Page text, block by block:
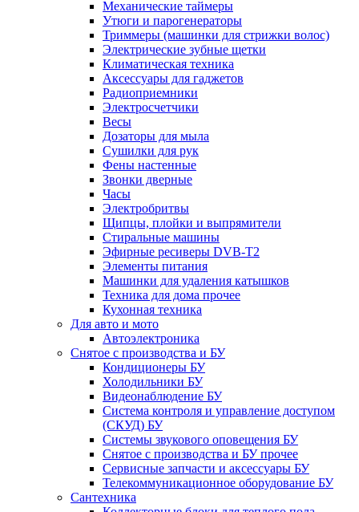
Механические таймеры
Утюги и парогенераторы
Триммеры (машинки для стрижки волос)
Электрические зубные щетки
Климатическая техника
Аксессуары для гаджетов
Радиоприемники
Электросчетчики
Весы
Дозаторы для мыла
Сушилки для рук
Фены настенные
Звонки дверные
Часы
Электробритвы
Щипцы, плойки и выпрямители
Стиральные машины
Эфирные ресиверы DVB-T2
Элементы питания
Машинки для удаления катышков
Техника для дома прочее
Кухонная техника
Для авто и мото
Автоэлектроника
Снятое с производства и БУ
Кондиционеры БУ
Холодильники БУ
Видеонаблюдение БУ
Система контроля и управление доступом
(СКУД) БУ
Системы звукового оповещения БУ
Снятое с производства и БУ прочее
Сервисные запчасти и аксессуары БУ
Телекоммуникационное оборудование БУ
Сантехника